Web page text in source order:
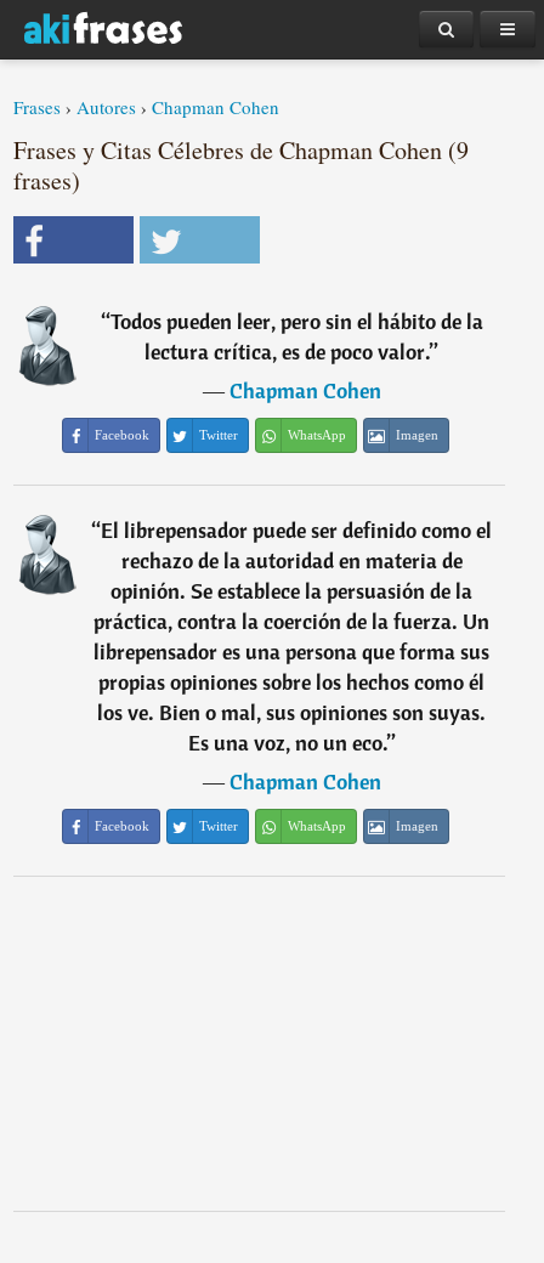
Frases ›Autores ›Chapman Cohen
Frases y Citas Célebres de Chapman Cohen (9
frases)
“Todos pueden leer, pero sin el hábito de la
lectura crítica, es de poco valor.”
―Chapman Cohen
Facebook Twitter WhatsApp Imagen
“El librepensador puede ser definido como el
rechazo de la autoridad en materia de
opinión. Se establece la persuasión de la
práctica, contra la coerción de la fuerza. Un
librepensador es una persona que forma sus
propias opiniones sobre los hechos como él
los ve. Bien o mal, sus opiniones son suyas.
Es una voz, no un eco.”
―Chapman Cohen
Facebook Twitter WhatsApp Imagen